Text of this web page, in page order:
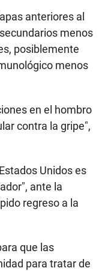
anteriores al
menos
posiblemente
menos
en el hombro
contra la gripe",
Unidos es
ante la
regreso a la
que las
para tratar de